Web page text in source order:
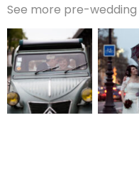
See more pre-wedding